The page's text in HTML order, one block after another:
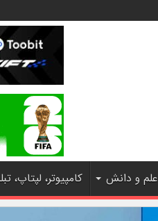
علم و دانش کامپیوتر، لپتاپ،